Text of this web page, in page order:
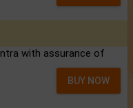
with assurance of
BUY NOW